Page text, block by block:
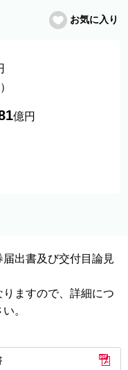
お気に入り
億円
出書及び交付目論見
ますので、詳細につ
。